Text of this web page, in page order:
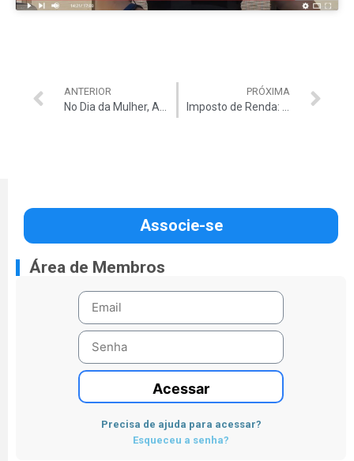
ANTERIOR
No Dia da Mulher, Auditar lança websérie com histórias de superação e força de auditoras do TCU
PRÓXIMA
Imposto de Renda: Auditar e AsaClub firmam parceria com contador para auxiliar na declaração
Associe-se
Área de Membros
Acessar
Precisa de ajuda para acessar?
Esqueceu a senha?